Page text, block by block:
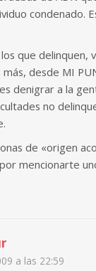
condenado.
que delinquen,
desde MI
denigrar a la
no
de «origen
mencionarte
a las 22:59